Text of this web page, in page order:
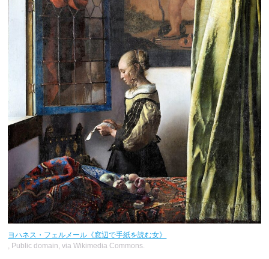
ヨハネス・フェルメール《窓辺で手紙を読む女》
, Public domain, via Wikimedia Commons.